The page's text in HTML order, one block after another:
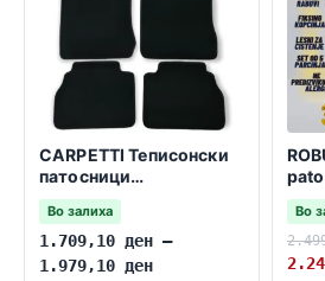
CARPETTI Теписонски
патосници
компатибилни за МБ Е
класа W210 06.1995-
03.2003
Во залиха
1.709,10 ден –
1.979,10 ден
Во